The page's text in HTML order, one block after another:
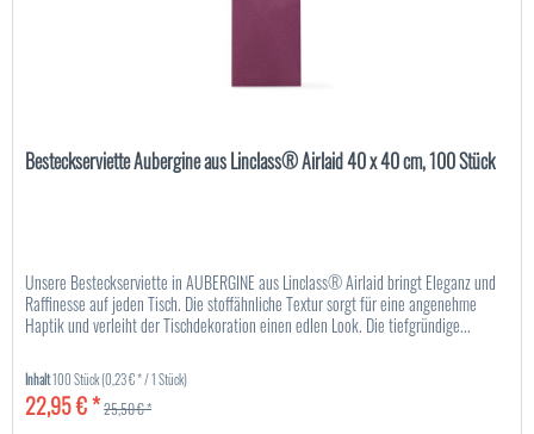
Besteckserviette Aubergine aus Linclass® Airlaid 40 x 40 cm, 100 Stück
Unsere Besteckserviette in AUBERGINE aus Linclass® Airlaid bringt Eleganz und
Raffinesse auf jeden Tisch. Die stoffähnliche Textur sorgt für eine angenehme
Haptik und verleiht der Tischdekoration einen edlen Look. Die tiefgründige...
Inhalt100 Stück(0,23 € * / 1 Stück)
22,95 € *25,50 € *